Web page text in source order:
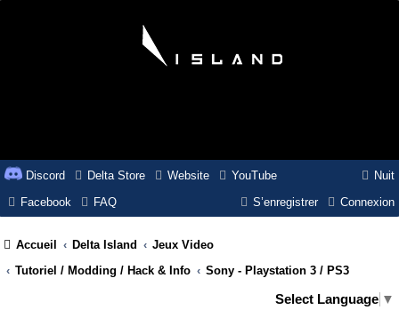
Nuit
Discord Delta Store Website
YouTube
Facebook
FAQ Connexion
S’enregistrer
Accueil Delta Island
Jeux Video
Tutoriel / Modding / Hack & Info
Sony - Playstation 3 / PS3
Select Language ▼